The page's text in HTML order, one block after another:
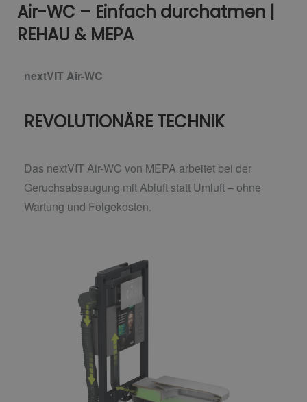
Air-WC – Einfach durchatmen |
REHAU & MEPA
nextVIT Air-WC
REVOLUTIONÄRE TECHNIK
Das nextVIT Air-WC von MEPA arbeitet bei der
Geruchsabsaugung mit Abluft statt Umluft –ohne
Wartung und Folgekosten.